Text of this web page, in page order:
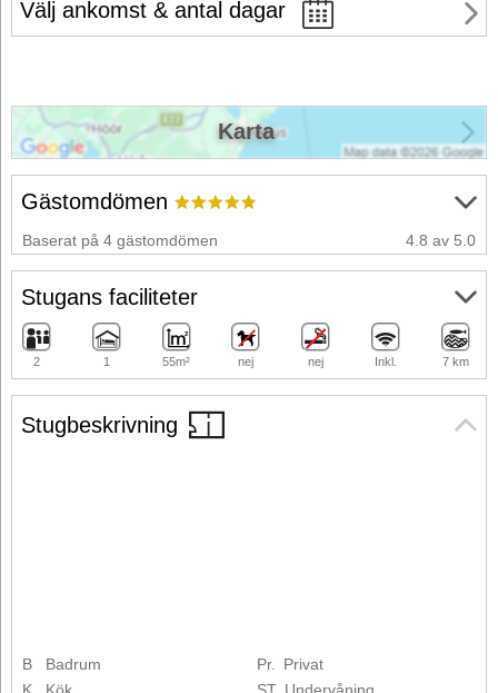
Välj ankomst & antal dagar
Stugbeskrivning
B
Badrum
K
Kök
Pr.
Privat
ST Undervåning
Gästomdömen
Baserat på 4 gästomdömen 4.8 av 5.0
Stugans faciliteter
2 1 55m² nej nej Inkl. 7 km
Karta